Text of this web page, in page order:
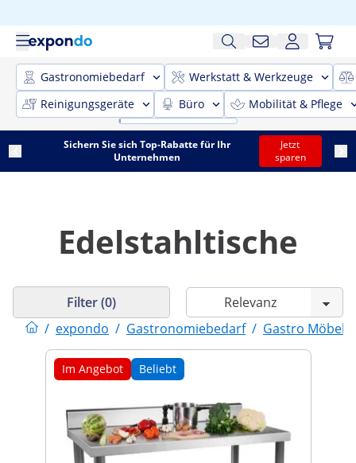
Gastronomiebedarf
Werkstatt & Werkzeuge
Reinigungsgeräte
Büro Mobilität & Pflege
Sichern Sie sich Top-Rabatte für Ihr
Unternehmen
Jetzt
sparen
Edelstahltische
/ expondo / Gastronomiebedarf / Gastro Möbel
Filter (0)
Im Angebot Beliebt